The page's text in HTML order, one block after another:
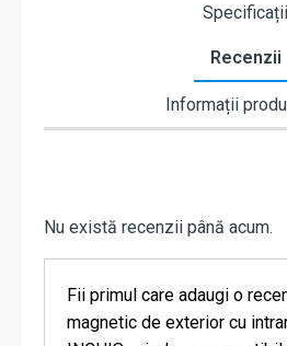
Specificații
Recenzii
Informații
Nu există recenzii până acum.
Fii primul care adaugi o
magnetic de exterior cu